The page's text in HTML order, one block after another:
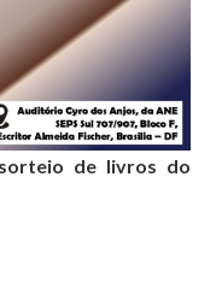
de livros do